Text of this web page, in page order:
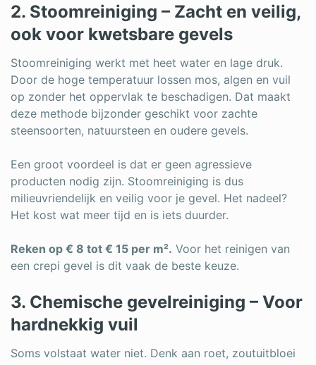
2. Stoomreiniging – Zacht en veilig,
ook voor kwetsbare gevels
Stoomreiniging werkt met heet water en lage druk.
Door de hoge temperatuur lossen mos, algen en vuil
op zonder het oppervlak te beschadigen. Dat maakt
deze methode bijzonder geschikt voor zachte
steensoorten, natuursteen en oudere gevels.
Een groot voordeel is dat er geen agressieve
producten nodig zijn. Stoomreiniging is dus
milieuvriendelijk en veilig voor je gevel. Het nadeel?
Het kost wat meer tijd en is iets duurder.
Reken op € 8 tot € 15 per m². Voor het reinigen van
een crepi gevel is dit vaak de beste keuze.
3. Chemische gevelreiniging – Voor
hardnekkig vuil
Soms volstaat water niet. Denk aan roet, zoutuitbloei